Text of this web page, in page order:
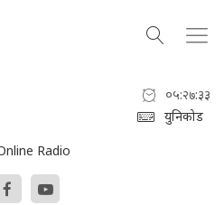
०५:२७:३४
युनिकोड
Radio